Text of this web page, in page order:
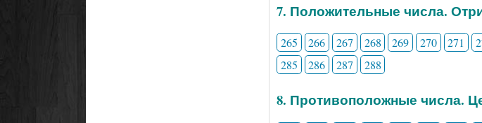
7. Положительные числа.
265 266 267 268 269 270 271
285
286 287 288
8. Противоположные числа.